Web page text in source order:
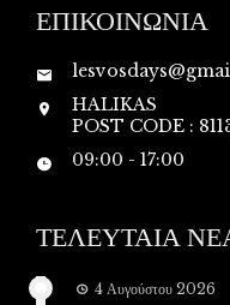
ΕΠΙΚΟΙΝΩΝΙΑ
HALIKAS
POST CODE :
09:00 - 17:00
ΤΕΛΕΥΤΑΙΑ
4 Αυγούστου 2026